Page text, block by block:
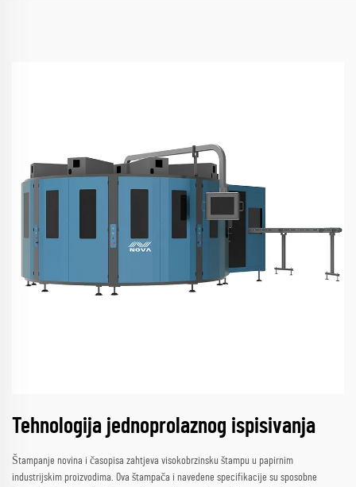
Tehnologija jednoprolaznog ispisivanja
Štampanje novina i časopisa zahtjeva visokobrzinsku štampu u papirnim
industrijskim proizvodima. Ova štampača i navedene specifikacije su sposobne